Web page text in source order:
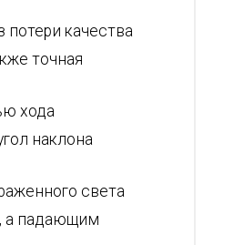
качества
точная
хода
наклона
света
а падающим